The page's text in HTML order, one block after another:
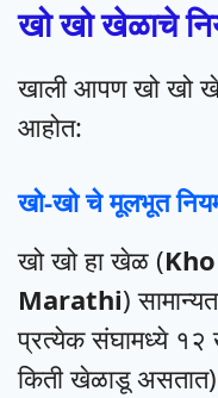
खो खो खेळाचे
खाली आपण खो खो
आहोत:
खो-खो चे मूलभूत
खो खो हा खेळ (
Marathi)
प्रत्येक संघामध्ये
किती खेळाडू